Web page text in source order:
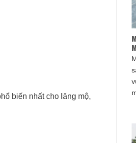
biến nhất cho lăng mộ,